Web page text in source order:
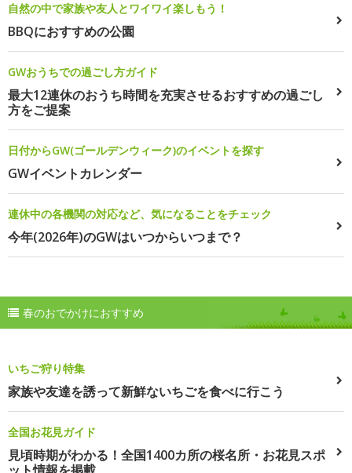
自然の中で家族や友人とワイワイ楽しもう！
BBQにおすすめの公園
GWおうちでの過ごし方ガイド
最大12連休のおうち時間を充実させるおすすめの過ごし
方をご提案
日付からGW(ゴールデンウィーク)のイベントを探す
GWイベントカレンダー
連休中の各機関の対応など、気になることをチェック
今年(2026年)のGWはいつからいつまで？
春のおでかけにおすすめ
いちご狩り特集
家族や友達を誘って新鮮ないちごを食べに行こう
全国お花見ガイド
見頃時期がわかる！全国1400カ所の桜名所・お花見スポ